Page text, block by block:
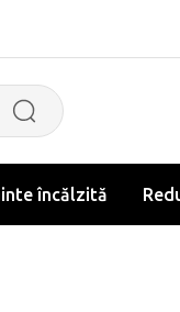
încălzită